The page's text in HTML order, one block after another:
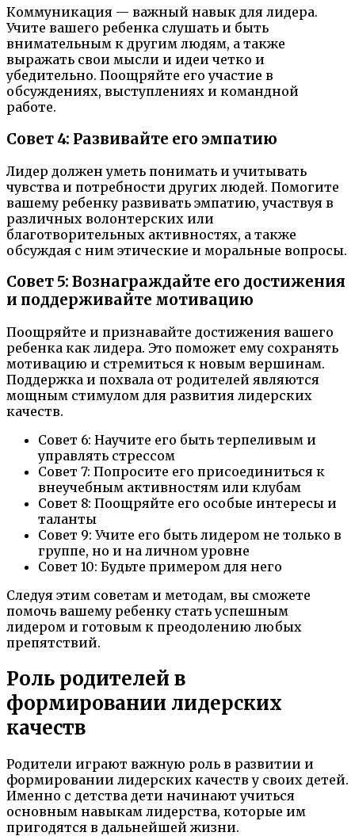
Коммуникация — важный навык для лидера.
Учите вашего ребенка слушать и быть
внимательным к другим людям, а также
выражать свои мысли и идеи четко и
убедительно. Поощряйте его участие в
обсуждениях, выступлениях и командной
работе.
Совет 4: Развивайте его эмпатию
Лидер должен уметь понимать и учитывать
чувства и потребности других людей. Помогите
вашему ребенку развивать эмпатию, участвуя в
различных волонтерских или
благотворительных активностях, а также
обсуждая с ним этические и моральные вопросы.
Совет 5: Вознаграждайте его достижения
и поддерживайте мотивацию
Поощряйте и признавайте достижения вашего
ребенка как лидера. Это поможет ему сохранять
мотивацию и стремиться к новым вершинам.
Поддержка и похвала от родителей являются
мощным стимулом для развития лидерских
качеств.
Совет 6: Научите его быть терпеливым и
управлять стрессом
Совет 7: Попросите его присоединиться к
внеучебным активностям или клубам
Совет 8: Поощряйте его особые интересы и
таланты
Совет 9: Учите его быть лидером не только в
группе, но и на личном уровне
Совет 10: Будьте примером для него
Следуя этим советам и методам, вы сможете
помочь вашему ребенку стать успешным
лидером и готовым к преодолению любых
препятствий.
Роль родителей в
формировании лидерских
качеств
Родители играют важную роль в развитии и
формировании лидерских качеств у своих детей.
Именно с детства дети начинают учиться
основным навыкам лидерства, которые им
пригодятся в дальнейшей жизни.